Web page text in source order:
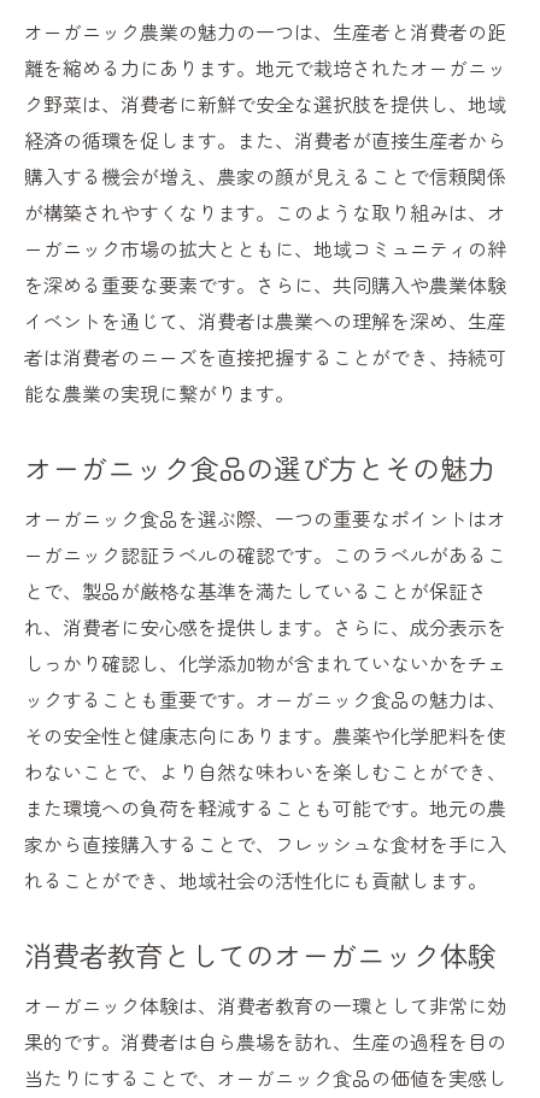
オーガニック農業の魅力の一つは、生産者と消費者の距
離を縮める力にあります。地元で栽培されたオーガニッ
ク野菜は、消費者に新鮮で安全な選択肢を提供し、地域
経済の循環を促します。また、消費者が直接生産者から
購入する機会が増え、農家の顔が見えることで信頼関係
が構築されやすくなります。このような取り組みは、オ
ーガニック市場の拡大とともに、地域コミュニティの絆
を深める重要な要素です。さらに、共同購入や農業体験
イベントを通じて、消費者は農業への理解を深め、生産
者は消費者のニーズを直接把握することができ、持続可
能な農業の実現に繋がります。
オーガニック食品の選び方とその魅力
オーガニック食品を選ぶ際、一つの重要なポイントはオ
ーガニック認証ラベルの確認です。このラベルがあるこ
とで、製品が厳格な基準を満たしていることが保証さ
れ、消費者に安心感を提供します。さらに、成分表示を
しっかり確認し、化学添加物が含まれていないかをチェ
ックすることも重要です。オーガニック食品の魅力は、
その安全性と健康志向にあります。農薬や化学肥料を使
わないことで、より自然な味わいを楽しむことができ、
また環境への負荷を軽減することも可能です。地元の農
家から直接購入することで、フレッシュな食材を手に入
れることができ、地域社会の活性化にも貢献します。
消費者教育としてのオーガニック体験
オーガニック体験は、消費者教育の一環として非常に効
果的です。消費者は自ら農場を訪れ、生産の過程を目の
当たりにすることで、オーガニック食品の価値を実感し